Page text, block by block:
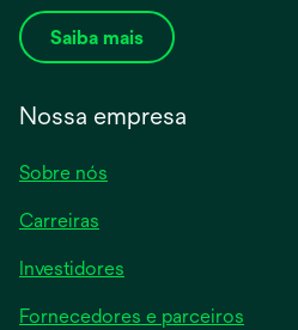
Saiba mais
Nossa empresa
Sobre nós
Carreiras
Investidores
Fornecedores e parceiros